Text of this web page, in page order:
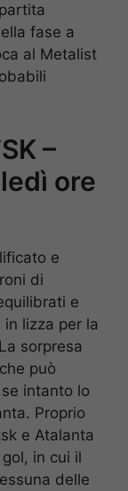
fase a
al Metalist
–
ore
e
di
e
lizza per la
sorpresa
può
intanto lo
Proprio
e Atalanta
in cui il
delle